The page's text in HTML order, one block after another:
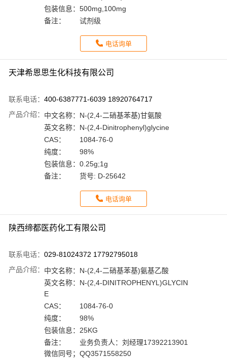
包装信息： 500mg,100mg
备注：
试剂级
电话询单
天津希恩思生化科技有限公司
联系电话： 400-6387771-6039 18920764717
产品介绍： 中文名称： N-(2,4-二硝基苯基)甘氨酸
英文名称： N-(2,4-Dinitrophenyl)glycine
CAS：
1084-76-0
纯度：
98%
包装信息： 0.25g;1g
备注：
货号: D-25642
电话询单
陕西缔都医药化工有限公司
联系电话： 029-81024372 17792795018
产品介绍： 中文名称： N-(2,4-二硝基苯基)氨基乙酸
英文名称： N-(2,4-DINITROPHENYL)GLYCIN
E
CAS：
1084-76-0
纯度：
98%
包装信息： 25KG
备注：
业务负责人：刘经理17392213901
微信同号；QQ3571558250